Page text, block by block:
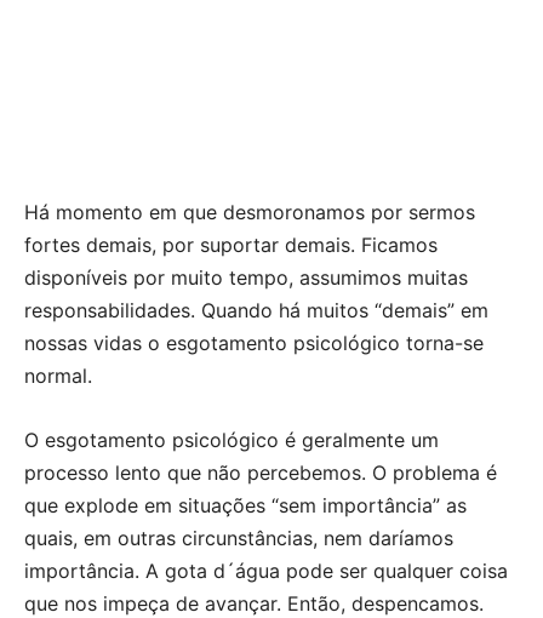
Há momento em que desmoronamos por sermos
fortes demais, por suportar demais. Ficamos
disponíveis por muito tempo, assumimos muitas
responsabilidades. Quando há muitos “demais” em
nossas vidas o esgotamento psicológico torna-se
normal.
O esgotamento psicológico é geralmente um
processo lento que não percebemos. O problema é
que explode em situações “sem importância” as
quais, em outras circunstâncias, nem daríamos
importância. A gota d´água pode ser qualquer coisa
que nos impeça de avançar. Então, despencamos.